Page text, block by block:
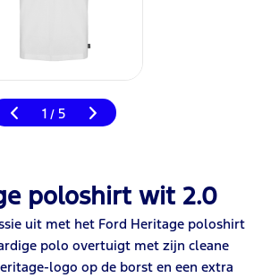
1 / 5
poloshirt wit 2.0
uit met het Ford Heritage poloshirt
polo overtuigt met zijn cleane
logo op de borst en een extra